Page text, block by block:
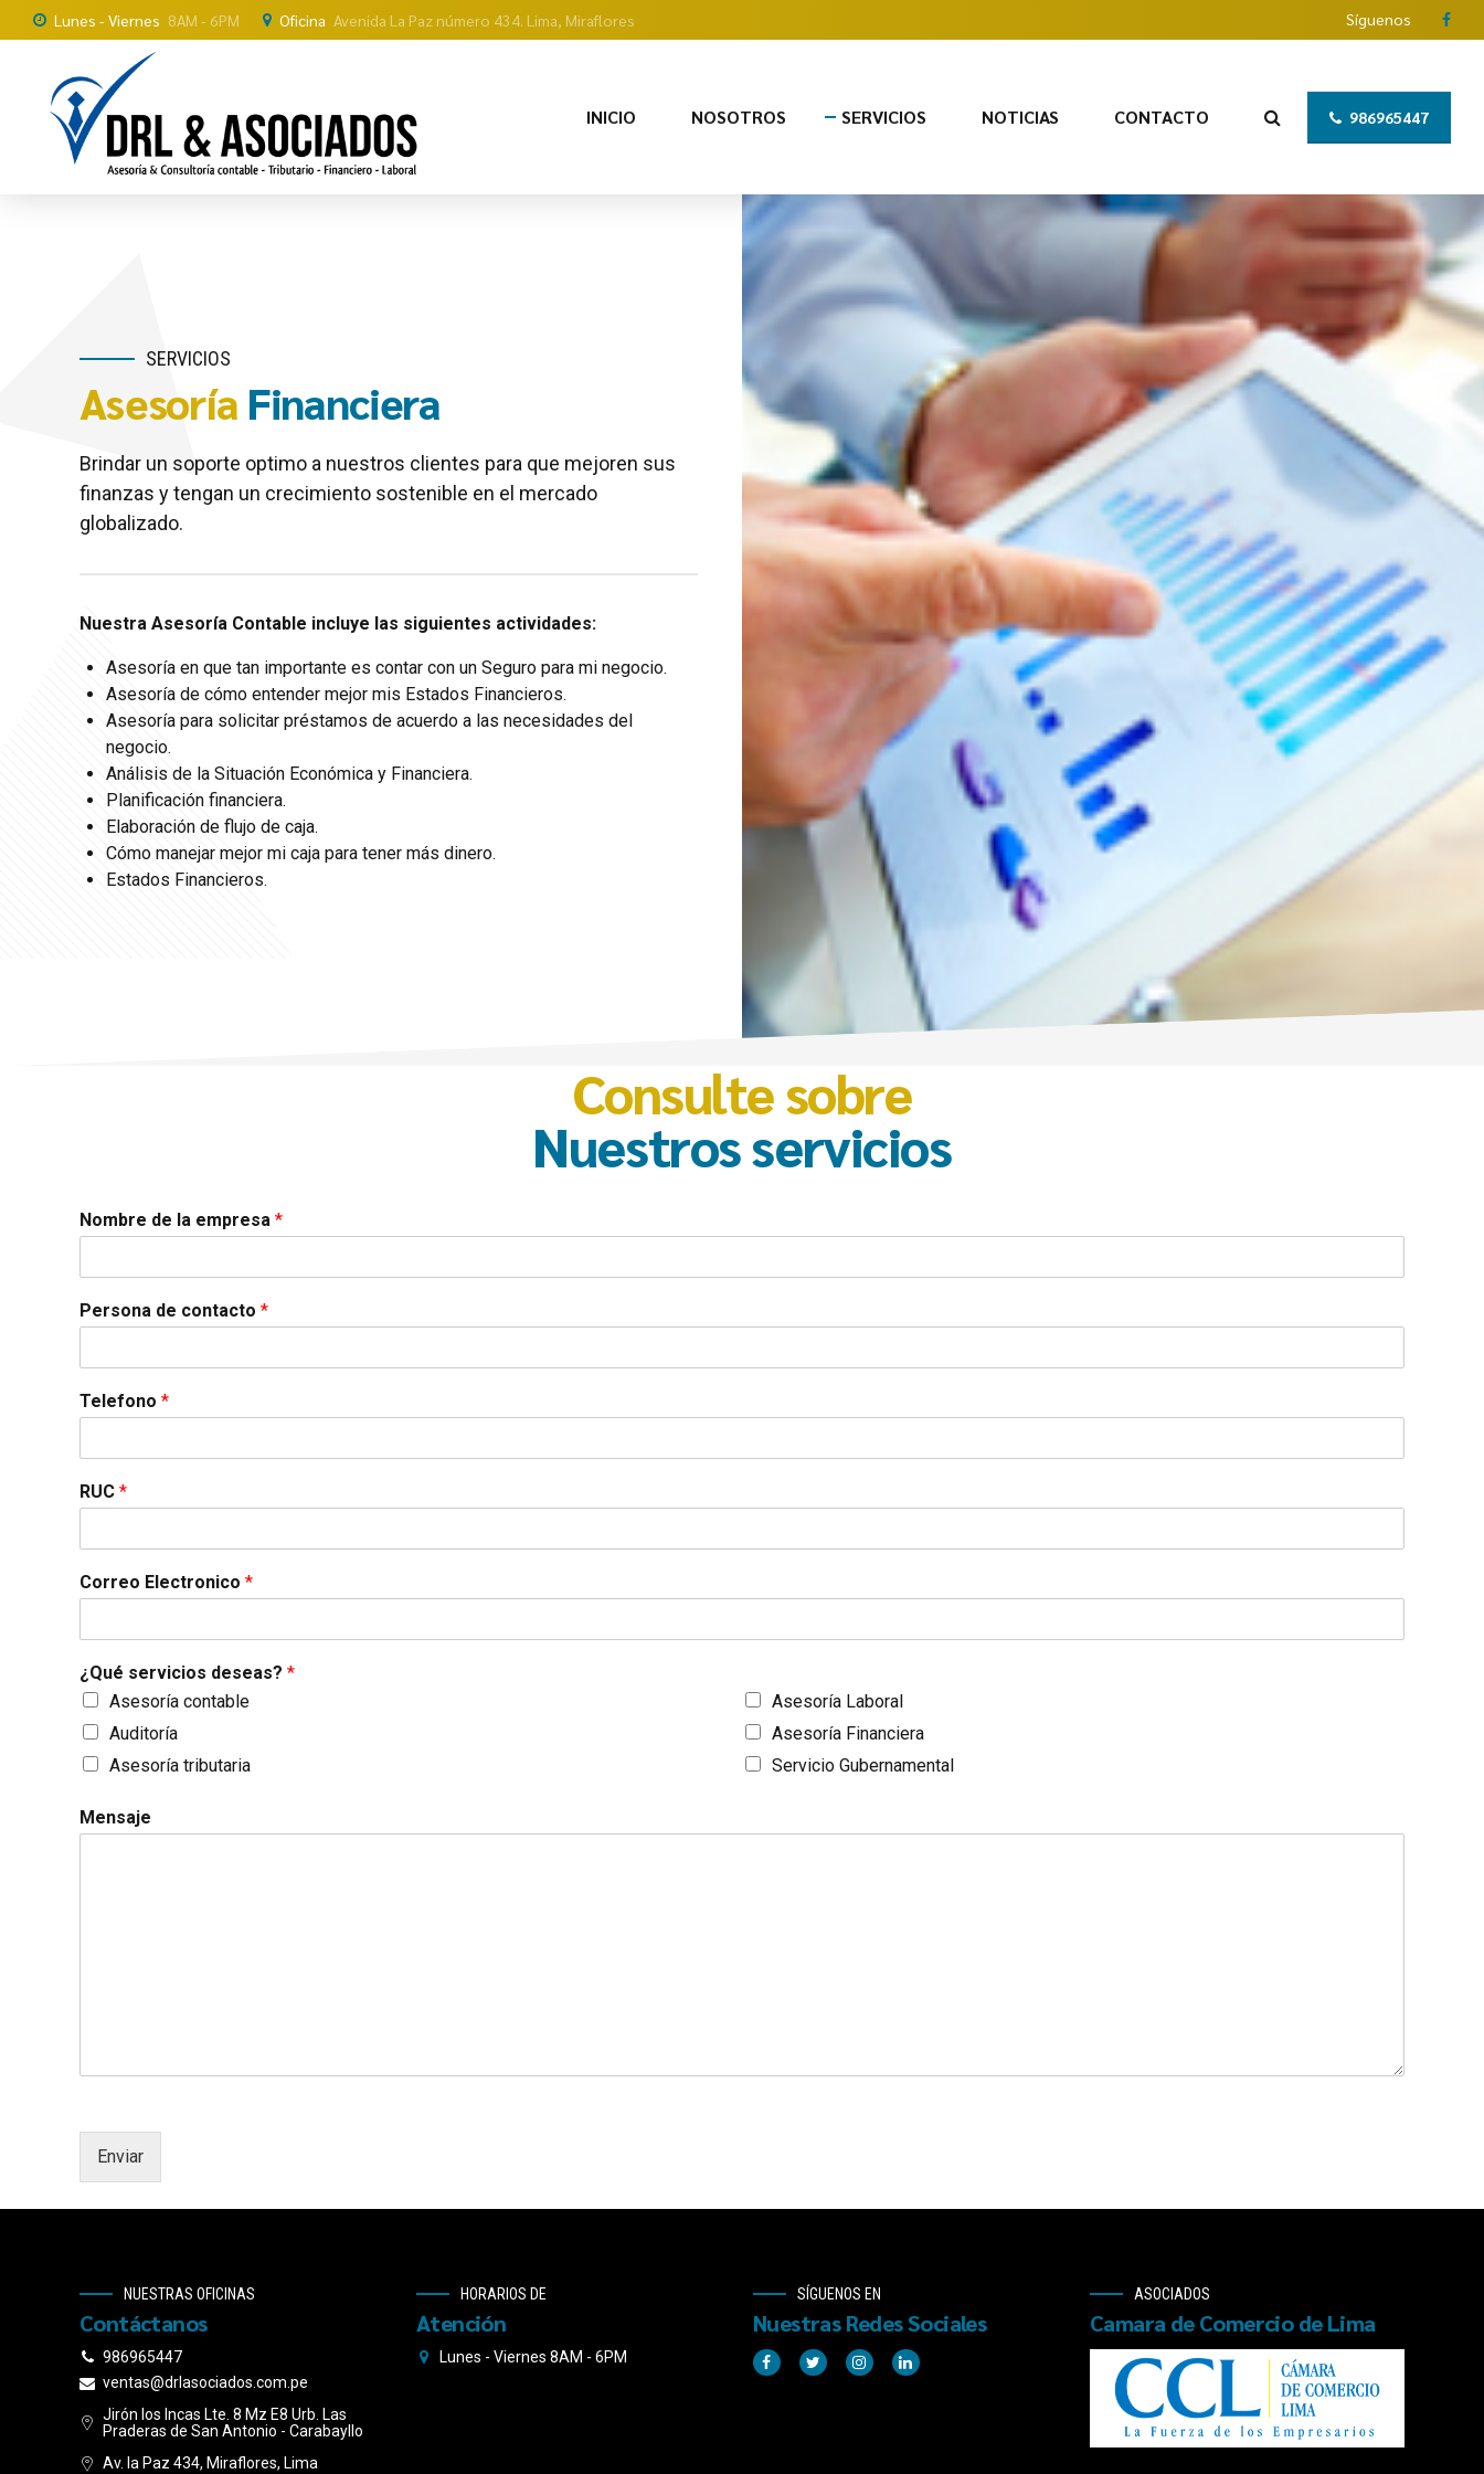
Lunes - Viernes 8AM - 6PM Oficina Avenida La Paz número 434. Lima, Miraflores Síguenos
986965447
INICIO NOSOTROS SERVICIOS NOTICIAS CONTACTO
SERVICIOS
Asesoría Financiera
Brindar un soporte optimo a nuestros clientes para que mejoren sus
finanzas y tengan un crecimiento sostenible en el mercado
globalizado.
Nuestra Asesoría Contable incluye las siguientes actividades:
Asesoría en que tan importante es contar con un Seguro para mi negocio.
Asesoría de cómo entender mejor mis Estados Financieros.
Asesoría para solicitar préstamos de acuerdo a las necesidades del
negocio.
Análisis de la Situación Económica y Financiera.
Planificación financiera.
Elaboración de flujo de caja.
Cómo manejar mejor mi caja para tener más dinero.
Estados Financieros.
Consulte sobre
Nuestros servicios
Nombre de la empresa *
Persona de contacto *
Telefono *
RUC *
Correo Electronico *
¿Qué servicios deseas? *
Asesoría contable
Asesoría Laboral
Auditoría
Asesoría Financiera
Asesoría tributaria
Servicio Gubernamental
Mensaje
Enviar
NUESTRAS OFICINAS
Contáctanos
986965447
ventas@drlasociados.com.pe
Jirón los Incas Lte. 8 Mz E8 Urb. Las
Praderas de San Antonio - Carabayllo
Av. la Paz 434, Miraflores, Lima
HORARIOS DE
Atención
Lunes - Viernes 8AM - 6PM
SÍGUENOS EN
Nuestras Redes Sociales
ASOCIADOS
Camara de Comercio de Lima